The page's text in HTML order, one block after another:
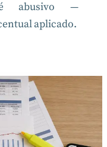
abusivo —
aplicado.